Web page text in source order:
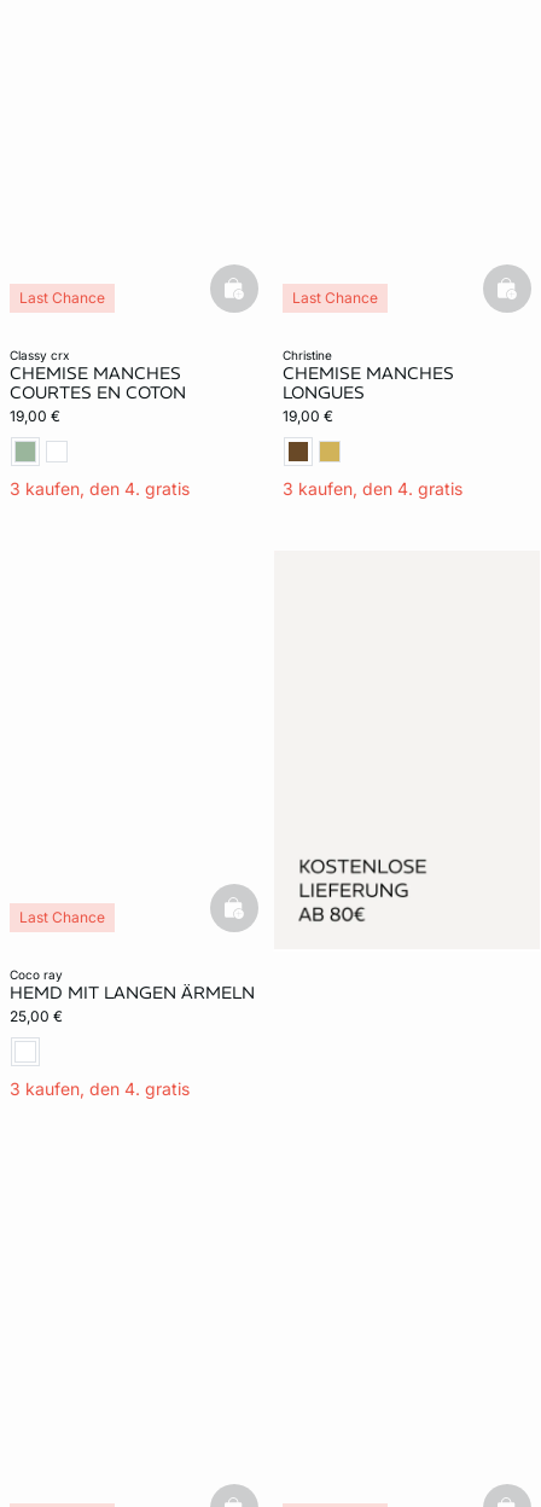
classy crx
CHEMISE MANCHES
COURTES EN COTON
19,00 €
3 kaufen, den 4. gratis
Last Chance basketfull
christine
CHEMISE MANCHES
LONGUES
19,00 €
3 kaufen, den 4. gratis
Last Chance
coco ray
HEMD MIT LANGEN ÄRMELN
25,00 €
3 kaufen, den 4. gratis
Last Chance basketfull